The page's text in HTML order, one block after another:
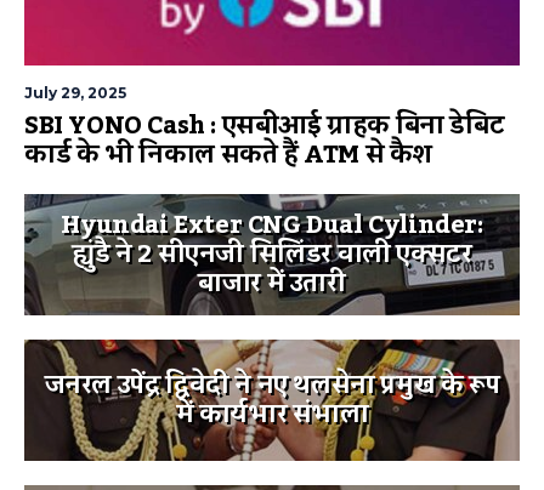
July 29, 2025
SBI YONO Cash : एसबीआई ग्राहक बिना डेबिट
कार्ड के भी निकाल सकते हैं ATM से कैश
Hyundai Exter CNG Dual Cylinder:
ह्युंडै ने 2 सीएनजी सिलिंडर वाली एक्सटर
बाजार में उतारी
जनरल उपेंद्र द्विवेदी ने नए थलसेना प्रमुख के रूप
में कार्यभार संभाला